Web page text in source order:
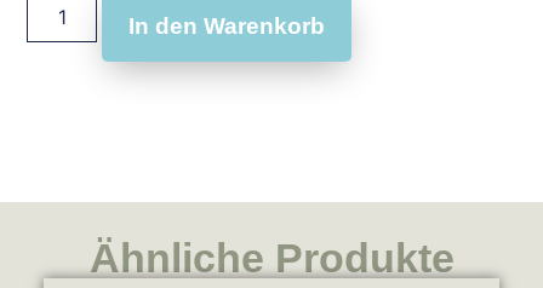
In den Warenkorb
Ähnliche Produkte